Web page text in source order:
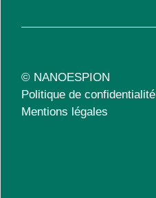
© NANOESPION
Politique de confidentialité
Mentions légales